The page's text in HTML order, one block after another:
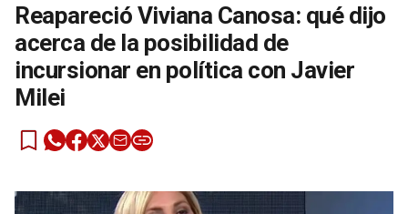
Reapareció Viviana Canosa: qué dijo
acerca de la posibilidad de
incursionar en política con Javier
Milei